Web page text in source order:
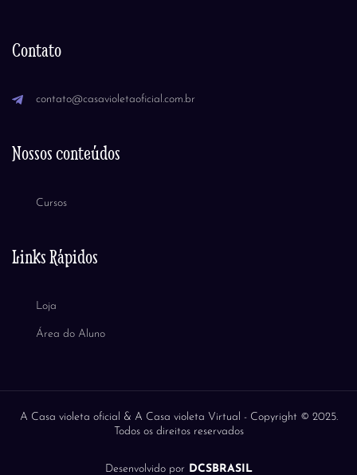
Contato
contato@casavioletaoficial.com.br
Nossos conteúdos
Cursos
Links Rápidos
Loja
Área do Aluno
A Casa violeta oficial & A Casa violeta Virtual - Copyright © 2025.
Todos os direitos reservados
Desenvolvido porDCSBRASIL